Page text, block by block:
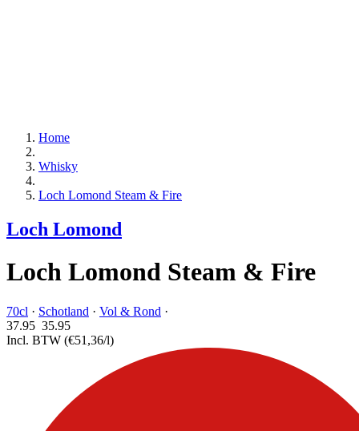
Home
Whisky
Loch Lomond Steam & Fire
Loch Lomond
Loch Lomond Steam & Fire
70cl · Schotland · Vol & Rond ·
37.95 35.95
Incl. BTW (€51,36/l)